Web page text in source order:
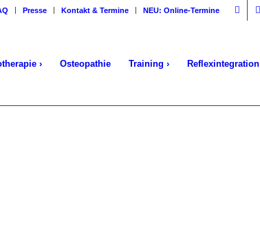
Presse Kontakt & Termine NEU: Online-Termine
› Osteopathie Training › Reflexintegration